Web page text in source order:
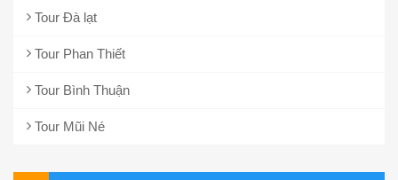
Tour Đà lạt
Tour Phan Thiết
Tour Bình Thuận
Tour Mũi Né